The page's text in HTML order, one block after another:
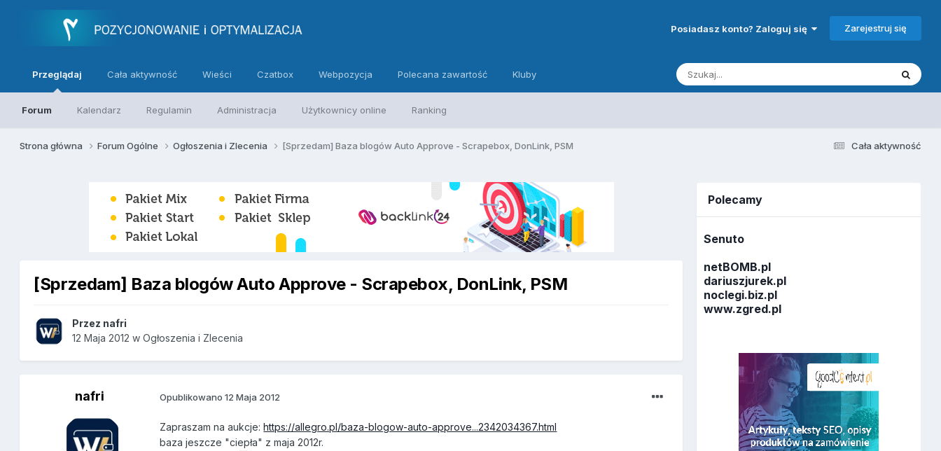
Posiadasz konto? Zaloguj się Zarejestruj się
Przeglądaj
Forum Kalendarz Regulamin Administracja Użytkownicy online Ranking
Cała aktywność Wieści Czatbox Webpozycja Polecana zawartość Kluby
Cała aktywność
Strona główna Forum Ogólne Ogłoszenia i Zlecenia [Sprzedam] Baza blogów Auto Approve - Scrapebox, DonLink, PSM
[Sprzedam] Baza blogów Auto Approve - Scrapebox, DonLink, PSM
Przez nafri
12 Maja 2012 wOgłoszenia i Zlecenia
nafri Opublikowano12 Maja 2012
Zapraszam na aukcje:https://allegro.pl/baza-blogow-auto-approve...2342034367.html
baza jeszcze "ciepła" z maja 2012r.
Polecamy
Senuto
netBOMB.pl
dariuszjurek.pl
noclegi.biz.pl
www.zgred.pl